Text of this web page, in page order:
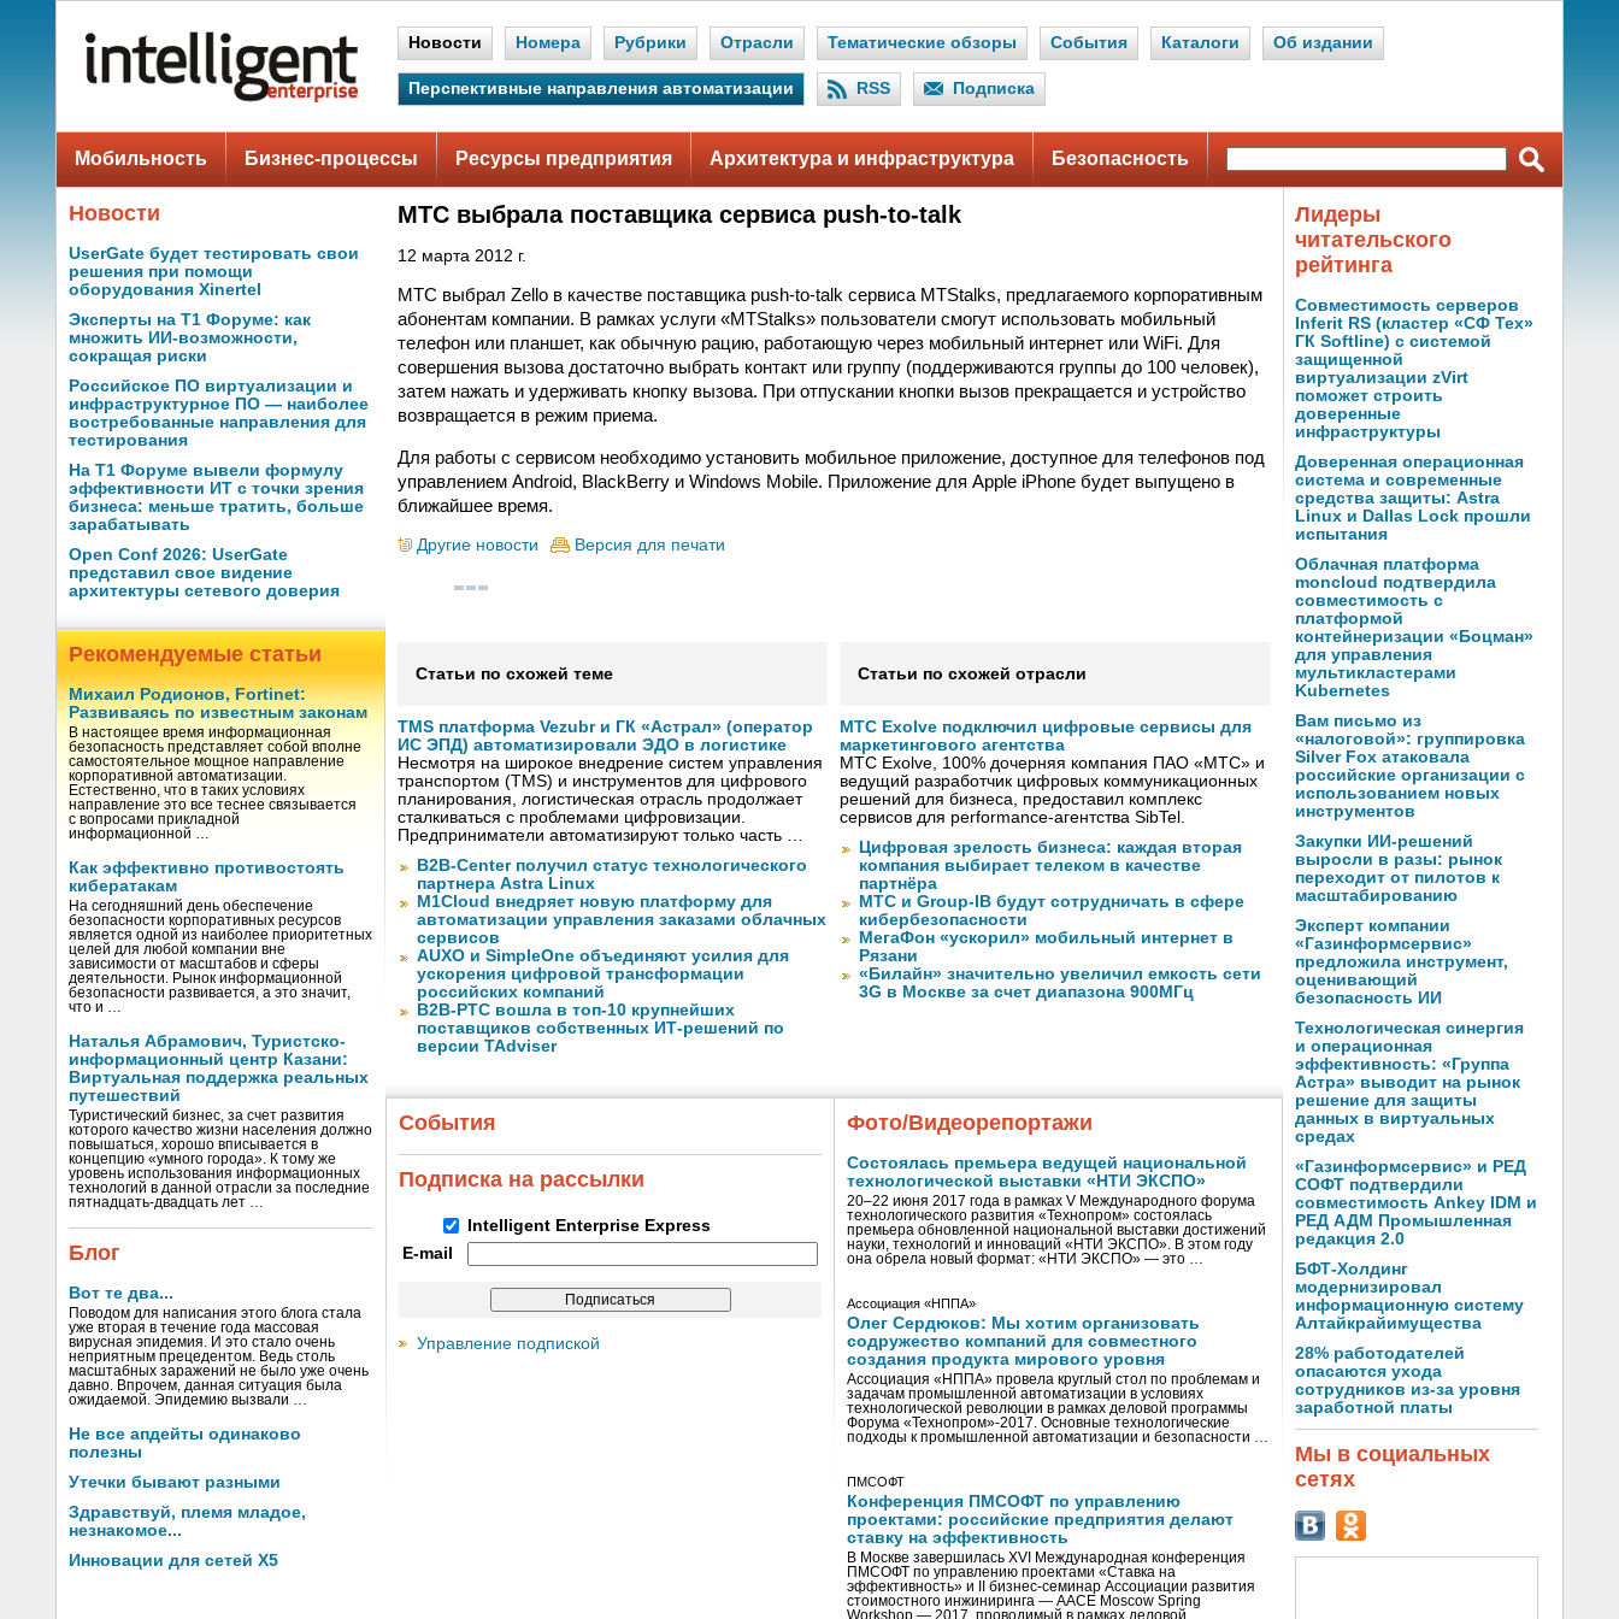
Новости Номера Рубрики Отрасли Тематические обзоры События Каталоги Об издании
Перспективные направления автоматизации RSS Подписка
Мобильность Бизнес-процессы Ресурсы предприятия Архитектура и инфраструктура Безопасность
Новости
UserGate будет тестировать свои
решения при помощи
оборудования Xinertel
Эксперты на Т1 Форуме: как
множить ИИ-возможности,
сокращая риски
Российское ПО виртуализации и
инфраструктурное ПО — наиболее
востребованные направления для
тестирования
На Т1 Форуме вывели формулу
эффективности ИТ с точки зрения
бизнеса: меньше тратить, больше
зарабатывать
Open Conf 2026: UserGate
представил свое видение
архитектуры сетевого доверия
Рекомендуемые статьи
Михаил Родионов, Fortinet:
Развиваясь по известным законам
В настоящее время информационная
безопасность представляет собой вполне
самостоятельное мощное направление
корпоративной автоматизации.
Естественно, что в таких условиях
направление это все теснее связывается
с вопросами прикладной
информационной …
Как эффективно противостоять
кибератакам
На сегодняшний день обеспечение
безопасности корпоративных ресурсов
является одной из наиболее приоритетных
целей для любой компании вне
зависимости от масштабов и сферы
деятельности. Рынок информационной
безопасности развивается, а это значит,
что и …
Наталья Абрамович, Туристско-
информационный центр Казани:
Виртуальная поддержка реальных
путешествий
Туристический бизнес, за счет развития
которого качество жизни населения должно
повышаться, хорошо вписывается в
концепцию «умного города». К тому же
уровень использования информационных
технологий в данной отрасли за последние
пятнадцать-двадцать лет …
Блог
Вот те два...
Поводом для написания этого блога стала
уже вторая в течение года массовая
вирусная эпидемия. И это стало очень
неприятным прецедентом. Ведь столь
масштабных заражений не было уже очень
давно. Впрочем, данная ситуация была
ожидаемой. Эпидемию вызвали …
Не все апдейты одинаково
полезны
Утечки бывают разными
Здравствуй, племя младое,
незнакомое...
Инновации для сетей X5
МТС выбрала поставщика сервиса push-to-talk
12 марта 2012 г.
МТС выбрал Zello в качестве поставщика push-to-talk сервиса MTStalks, предлагаемого корпоративным
абонентам компании. В рамках услуги «MTStalks» пользователи смогут использовать мобильный
телефон или планшет, как обычную рацию, работающую через мобильный интернет или WiFi. Для
совершения вызова достаточно выбрать контакт или группу (поддерживаются группы до 100 человек),
затем нажать и удерживать кнопку вызова. При отпускании кнопки вызов прекращается и устройство
возвращается в режим приема.
Для работы с сервисом необходимо установить мобильное приложение, доступное для телефонов под
управлением Android, BlackBerry и Windows Mobile. Приложение для Apple iPhone будет выпущено в
ближайшее время.
Другие новости Версия для печати
Статьи по схожей теме
TMS платформа Vezubr и ГК «Астрал» (оператор
ИС ЭПД) автоматизировали ЭДО в логистике
Несмотря на широкое внедрение систем управления
транспортом (TMS) и инструментов для цифрового
планирования, логистическая отрасль продолжает
сталкиваться с проблемами цифровизации.
Предприниматели автоматизируют только часть …
B2B-Center получил статус технологического
партнера Astra Linux
M1Cloud внедряет новую платформу для
автоматизации управления заказами облачных
сервисов
AUXO и SimpleOne объединяют усилия для
ускорения цифровой трансформации
российских компаний
B2B-РТС вошла в топ-10 крупнейших
поставщиков собственных ИТ-решений по
версии TAdviser
Статьи по схожей отрасли
МТС Exolve подключил цифровые сервисы для
маркетингового агентства
МТС Exolve, 100% дочерняя компания ПАО «МТС» и
ведущий разработчик цифровых коммуникационных
решений для бизнеса, предоставил комплекс
сервисов для performance-агентства SibTel.
Цифровая зрелость бизнеса: каждая вторая
компания выбирает телеком в качестве
партнёра
МТС и Group-IB будут сотрудничать в сфере
кибербезопасности
МегаФон «ускорил» мобильный интернет в
Рязани
«Билайн» значительно увеличил емкость сети
3G в Москве за счет диапазона 900МГц
События
Подписка на рассылки
Intelligent Enterprise Express
E-mail
Управление подпиской
Фото/Видеорепортажи
Состоялась премьера ведущей национальной
технологической выставки «НТИ ЭКСПО»
20–22 июня 2017 года в рамках V Международного форума
технологического развития «Технопром» состоялась
премьера обновленной национальной выставки достижений
науки, технологий и инноваций «НТИ ЭКСПО». В этом году
она обрела новый формат: «НТИ ЭКСПО» — это …
Ассоциация «НППА»
Олег Сердюков: Мы хотим организовать
содружество компаний для совместного
создания продукта мирового уровня
Ассоциация «НППА» провела круглый стол по проблемам и
задачам промышленной автоматизации в условиях
технологической революции в рамках деловой программы
Форума «Технопром»-2017. Основные технологические
подходы к промышленной автоматизации и безопасности …
ПМСОФТ
Конференция ПМСОФТ по управлению
проектами: российские предприятия делают
ставку на эффективность
В Москве завершилась XVI Международная конференция
ПМСОФТ по управлению проектами «Ставка на
эффективность» и II бизнес-семинар Ассоциации развития
стоимостного инжиниринга — AACE Moscow Spring
Workshop — 2017, проводимый в рамках деловой
Лидеры
читательского
рейтинга
Совместимость серверов
Inferit RS (кластер «СФ Тех»
ГК Softline) с системой
защищенной
виртуализации zVirt
поможет строить
доверенные
инфраструктуры
Доверенная операционная
система и современные
средства защиты: Astra
Linux и Dallas Lock прошли
испытания
Облачная платформа
moncloud подтвердила
совместимость с
платформой
контейнеризации «Боцман»
для управления
мультикластерами
Kubernetes
Вам письмо из
«налоговой»: группировка
Silver Fox атаковала
российские организации с
использованием новых
инструментов
Закупки ИИ-решений
выросли в разы: рынок
переходит от пилотов к
масштабированию
Эксперт компании
«Газинформсервис»
предложила инструмент,
оценивающий
безопасность ИИ
Технологическая синергия
и операционная
эффективность: «Группа
Астра» выводит на рынок
решение для защиты
данных в виртуальных
средах
«Газинформсервис» и РЕД
СОФТ подтвердили
совместимость Ankey IDM и
РЕД АДМ Промышленная
редакция 2.0
БФТ-Холдинг
модернизировал
информационную систему
Алтайкрайимущества
28% работодателей
опасаются ухода
сотрудников из-за уровня
заработной платы
Мы в социальных
сетях